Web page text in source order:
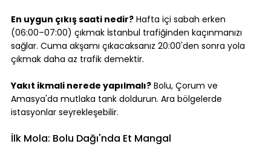
En uygun çıkış saati nedir? Hafta içi sabah erken
(06:00–07:00) çıkmak İstanbul trafiğinden kaçınmanızı
sağlar. Cuma akşamı çıkacaksanız 20:00'den sonra yola
çıkmak daha az trafik demektir.
Yakıt ikmali nerede yapılmalı? Bolu, Çorum ve
Amasya'da mutlaka tank doldurun. Ara bölgelerde
istasyonlar seyrekleşebilir.
İlk Mola: Bolu Dağı'nda Et Mangal